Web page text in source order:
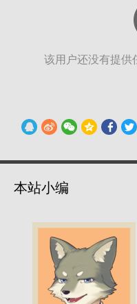
该用户还没有提供
本站小编